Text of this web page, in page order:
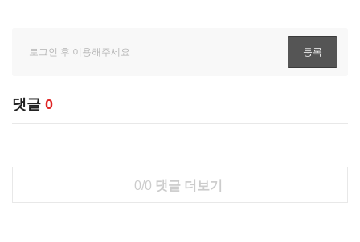
댓글 0
0/0 댓글 더보기